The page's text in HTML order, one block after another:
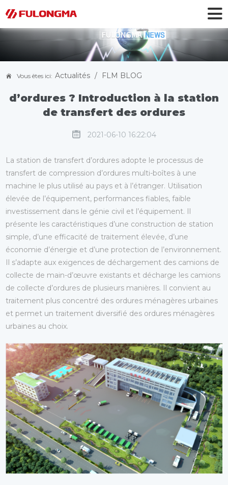
Vous êtes ici: Actualités / FLM BLOG
d’ordures ? Introduction à la station
de transfert des ordures
2021-06-10 16:22:04
La station de transfert d’ordures adopte le processus de
transfert de compression d’ordures multi-boîtes à une
machine le plus utilisé au pays et à l’étranger. Utilisation
élevée de l’équipement, performances fiables, faible
investissement dans le génie civil et l’équipement. Il
présente les caractéristiques d’une construction de station
simple, d’une efficacité de traitement élevée, d’une
économie d’énergie et d’une protection de l’environnement.
Il s’adapte aux exigences de déchargement des camions de
collecte de main-d’œuvre existants et décharge les camions
de collecte d’ordures de plusieurs manières. Il convient au
traitement plus concentré des ordures ménagères urbaines
et permet un traitement diversifié des ordures ménagères
urbaines au choix.